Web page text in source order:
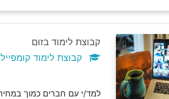
קבוצת לימוד בזום
קבוצת לימוד קומפיילרים
למד/י עם חברים כמוך